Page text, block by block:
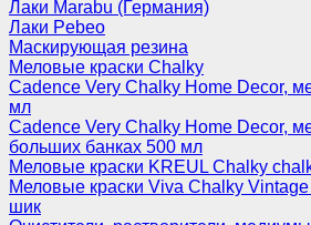
Лаки Marabu (Германия)
Лаки Pebeo
Маскирующая резина
Меловые краски Chalky
Cadence Very Chalky Home Decor,
мл
Cadence Very Chalky Home Decor,
больших банках 500 мл
Меловые краски KREUL Chalky
Меловые краски Viva Chalky
шик